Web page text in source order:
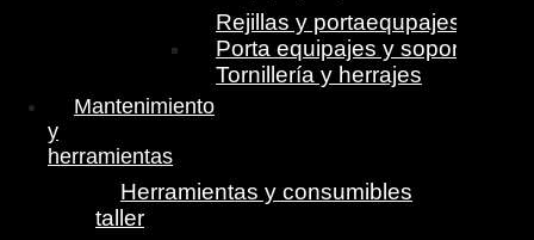
Rejillas y portaequpajes
Porta equipajes y soportes
Tornillería y herrajes
Mantenimiento
y
herramientas
Herramientas y consumibles
taller